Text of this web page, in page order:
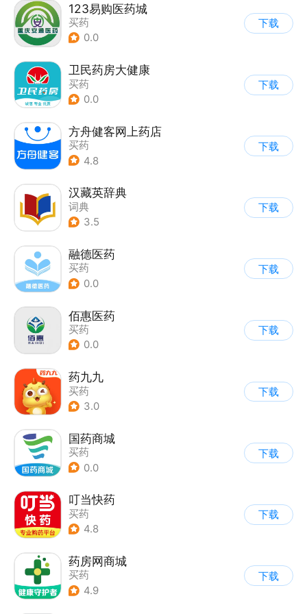
123易购医药城
买药
0.0
下载
卫民药房大健康
买药
0.0
下载
方舟健客网上药店
买药
4.8
下载
汉藏英辞典
词典
3.5
下载
融德医药
买药
0.0
下载
佰惠医药
买药
0.0
下载
药九九
买药
3.0
下载
国药商城
买药
0.0
下载
叮当快药
买药
4.8
下载
药房网商城
买药
4.9
下载